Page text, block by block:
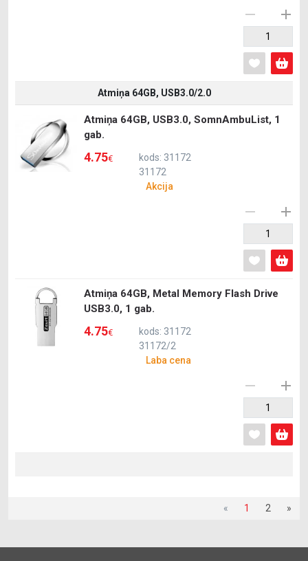
Atmiņa 64GB, USB3.0/2.0
Atmiņa 64GB, USB3.0, SomnAmbuList, 1
gab.
4.75€
kods: 31172
31172
Akcija
Atmiņa 64GB, Metal Memory Flash Drive
USB3.0, 1 gab.
4.75€
kods: 31172
31172/2
Laba cena
« 1 2 »